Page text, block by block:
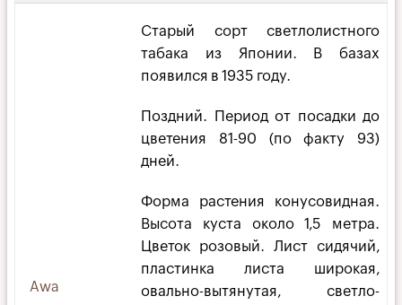
Awa
Старый сорт светлолистного
табака из Японии. В базах
появился в 1935 году.
Поздний. Период от посадки до
цветения 81-90 (по факту 93)
дней.
Форма растения конусовидная.
Высота куста около 1,5 метра.
Цветок розовый. Лист сидячий,
пластинка листа широкая,
овально-вытянутая, светло-